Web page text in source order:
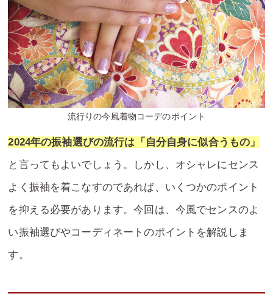
流行りの今風着物コーデのポイント
2024年の振袖選びの流行は「自分自身に似合うもの」
と言ってもよいでしょう。しかし、オシャレにセンス
よく振袖を着こなすのであれば、いくつかのポイント
を抑える必要があります。今回は、今風でセンスのよ
い振袖選びやコーディネートのポイントを解説しま
す。